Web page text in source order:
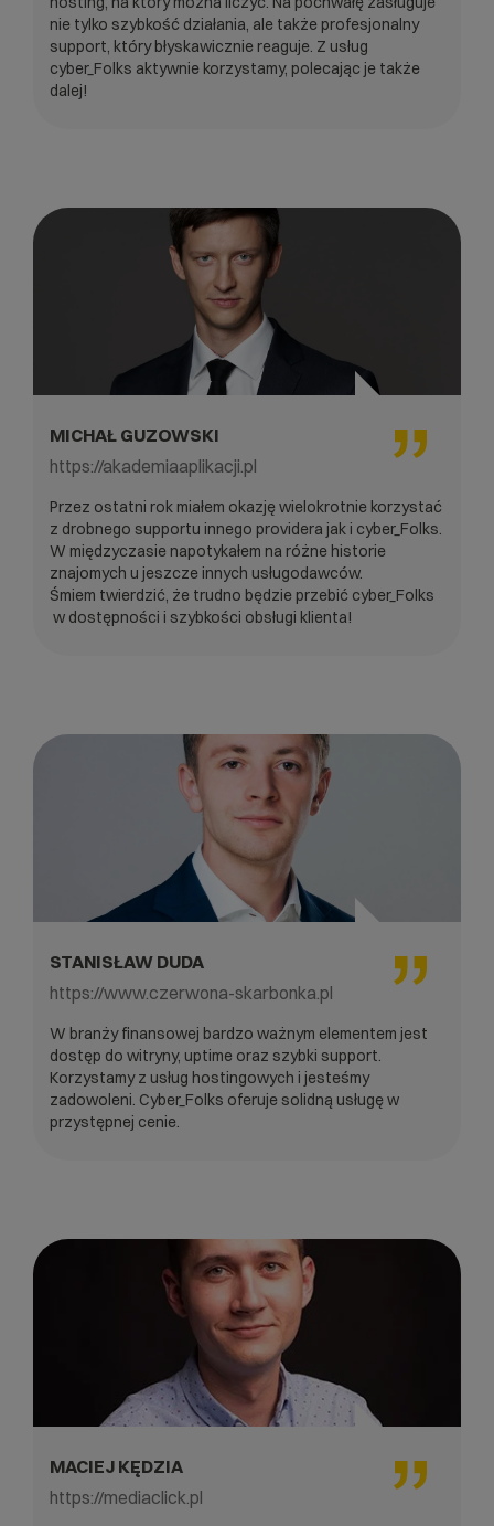
nie tylko szybkość działania, ale także profesjonalny
support, który błyskawicznie reaguje. Z usług
cyber_Folks aktywnie korzystamy, polecając je także
dalej!
MICHAŁ GUZOWSKI
https://akademiaaplikacji.pl
Przez ostatni rok miałem okazję wielokrotnie korzystać
z drobnego supportu innego providera jak i cyber_Folks.
W międzyczasie napotykałem na różne historie
znajomych u jeszcze innych usługodawców.
Śmiem twierdzić, że trudno będzie przebić cyber_Folks
w dostępności i szybkości obsługi klienta!
STANISŁAW DUDA
https://www.czerwona-skarbonka.pl
W branży finansowej bardzo ważnym elementem jest
dostęp do witryny, uptime oraz szybki support.
Korzystamy z usług hostingowych i jesteśmy
zadowoleni. Cyber_Folks oferuje solidną usługę w
przystępnej cenie.
MACIEJ KĘDZIA
https://mediaclick.pl